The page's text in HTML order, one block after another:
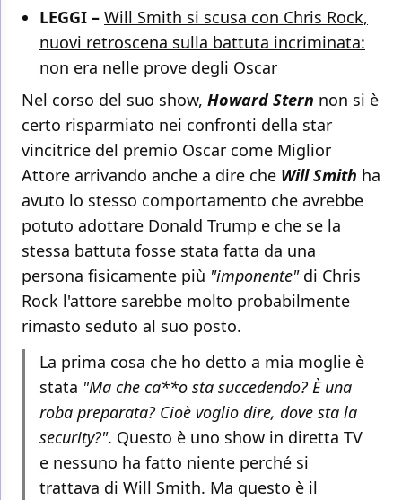
LEGGI – Will Smith si scusa con Chris Rock,
nuovi retroscena sulla battuta incriminata:
non era nelle prove degli Oscar
Nel corso del suo show, Howard Stern non si è
certo risparmiato nei confronti della star
vincitrice del premio Oscar come Miglior
Attore arrivando anche a dire che Will Smith ha
avuto lo stesso comportamento che avrebbe
potuto adottare Donald Trump e che se la
stessa battuta fosse stata fatta da una
persona fisicamente più "imponente"di Chris
Rock l'attore sarebbe molto probabilmente
rimasto seduto al suo posto.
La prima cosa che ho detto a mia moglie è
stata "Ma che ca**o sta succedendo? È una
roba preparata? Cioè voglio dire, dove sta la
security?". Questo è uno show in diretta TV
e nessuno ha fatto niente perché si
trattava di Will Smith. Ma questo è il